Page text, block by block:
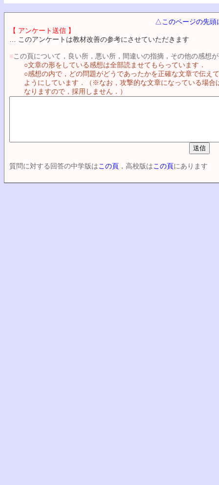
△このページの先
【 アンケート送信 】
… このアンケートは教材改善の参考にさせていただきます
■この頁について，良い所，悪い所，間違いの指摘，その他の感想
○文章の形をしている感想は全部読ませてもらっています．
○感想の内で，どの問題がどうであったかを正確な文章で伝え
ようにしています．（※なお，攻撃的な文章になっている場
なりますので，採用しません．）
質問に対する回答の中学版はこの頁 ，高校版はこの頁にあります